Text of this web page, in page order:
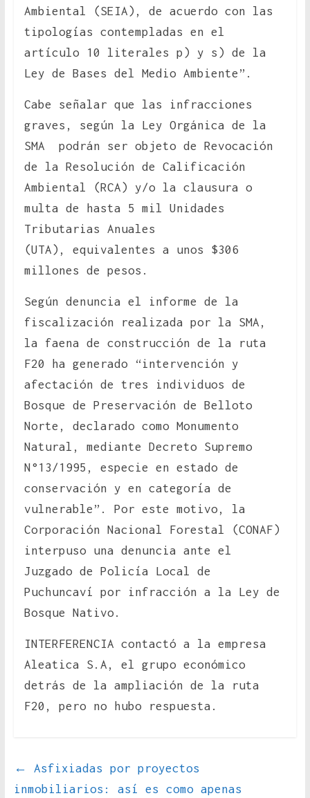
Ambiental (SEIA), de acuerdo con las
tipologías contempladas en el
artículo 10 literales p) y s) de la
Ley de Bases del Medio Ambiente”.
Cabe señalar que las infracciones
graves, según la Ley Orgánica de la
SMA podrán ser objeto de Revocación
de la Resolución de Calificación
Ambiental (RCA) y/o la clausura o
multa de hasta 5 mil Unidades
Tributarias Anuales
(UTA), equivalentes a unos $306
millones de pesos.
Según denuncia el informe de la
fiscalización realizada por la SMA,
la faena de construcción de la ruta
F20 ha generado “intervención y
afectación de tres individuos de
Bosque de Preservación de Belloto
Norte, declarado como Monumento
Natural, mediante Decreto Supremo
N°13/1995, especie en estado de
conservación y en categoría de
vulnerable”. Por este motivo, la
Corporación Nacional Forestal (CONAF)
interpuso una denuncia ante el
Juzgado de Policía Local de
Puchuncaví por infracción a la Ley de
Bosque Nativo.
INTERFERENCIA contactó a la empresa
Aleatica S.A, el grupo económico
detrás de la ampliación de la ruta
F20, pero no hubo respuesta.
←
Asfixiadas por proyectos
inmobiliarios: así es como apenas